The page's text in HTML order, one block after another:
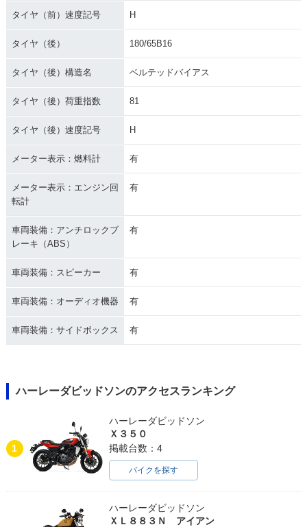
タイヤ（前）速度記号 H
タイヤ（後） 180/65B16
タイヤ（後）構造名 ベルテッドバイアス
タイヤ（後）荷重指数 81
タイヤ（後）速度記号 H
メーター表示：燃料計 有
メーター表示：エンジン回
転計
有
車両装備：アンチロックブ
レーキ（ABS）
有
車両装備：スピーカー 有
車両装備：オーディオ機器 有
車両装備：サイドボックス 有
ハーレーダビッドソンのアクセスランキング
1
ハーレーダビッドソン
Ｘ３５０
掲載台数：4
バイクを探す
ハーレーダビッドソン
ＸＬ８８３Ｎ アイアン